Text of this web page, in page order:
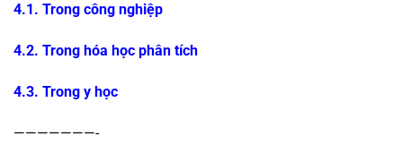
4.1. Trong công nghiệp
4.2. Trong hóa học phân tích
4.3. Trong y học
———————-